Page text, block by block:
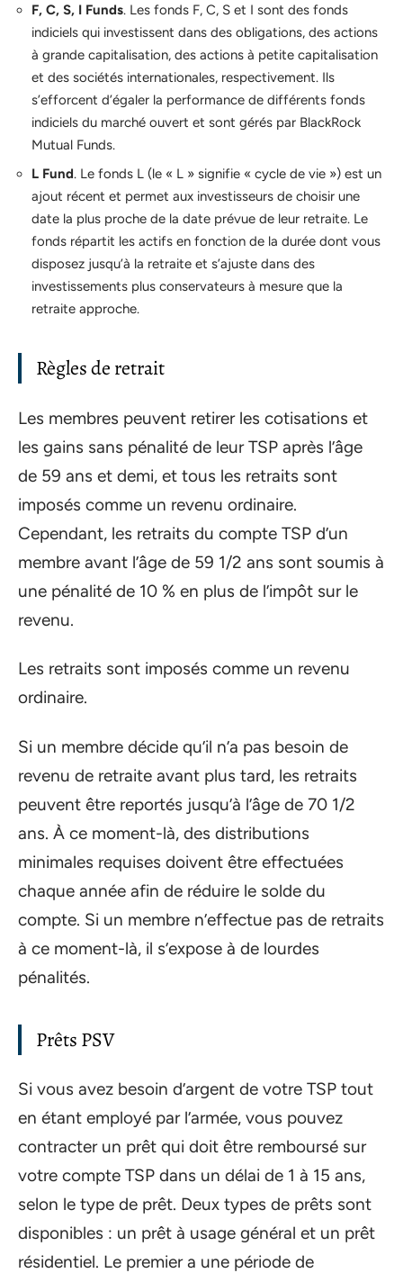
F, C, S, I Funds. Les fonds F, C, S et I sont des fonds
indiciels qui investissent dans des obligations, des actions
à grande capitalisation, des actions à petite capitalisation
et des sociétés internationales, respectivement. Ils
s’efforcent d’égaler la performance de différents fonds
indiciels du marché ouvert et sont gérés par BlackRock
Mutual Funds.
L Fund. Le fonds L (le « L » signifie « cycle de vie ») est un
ajout récent et permet aux investisseurs de choisir une
date la plus proche de la date prévue de leur retraite. Le
fonds répartit les actifs en fonction de la durée dont vous
disposez jusqu’à la retraite et s’ajuste dans des
investissements plus conservateurs à mesure que la
retraite approche.
Règles de retrait
Les membres peuvent retirer les cotisations et
les gains sans pénalité de leur TSP après l’âge
de 59 ans et demi, et tous les retraits sont
imposés comme un revenu ordinaire.
Cependant, les retraits du compte TSP d’un
membre avant l’âge de 59 1/2 ans sont soumis à
une pénalité de 10 % en plus de l’impôt sur le
revenu.
Les retraits sont imposés comme un revenu
ordinaire.
Si un membre décide qu’il n’a pas besoin de
revenu de retraite avant plus tard, les retraits
peuvent être reportés jusqu’à l’âge de 70 1/2
ans. À ce moment-là, des distributions
minimales requises doivent être effectuées
chaque année afin de réduire le solde du
compte. Si un membre n’effectue pas de retraits
à ce moment-là, il s’expose à de lourdes
pénalités.
Prêts PSV
Si vous avez besoin d’argent de votre TSP tout
en étant employé par l’armée, vous pouvez
contracter un prêt qui doit être remboursé sur
votre compte TSP dans un délai de 1 à 15 ans,
selon le type de prêt. Deux types de prêts sont
disponibles : un prêt à usage général et un prêt
résidentiel. Le premier a une période de